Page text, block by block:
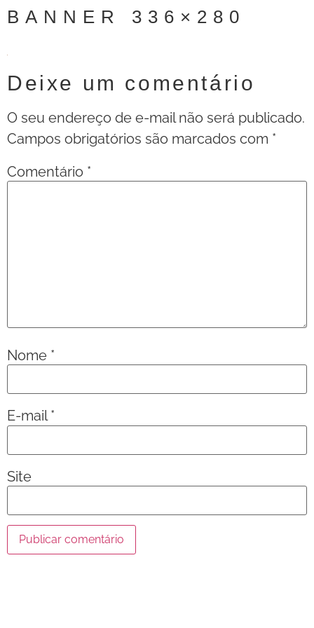
BANNER 336×280
Deixe um comentário
O seu endereço de e-mail não será publicado.
Campos obrigatórios são marcados com *
Comentário *
Nome *
E-mail*
Site